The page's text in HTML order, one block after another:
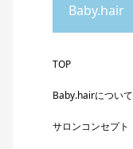
Baby.hair
TOP
Baby.hairについて
サロンコンセプト